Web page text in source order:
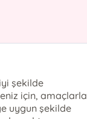
şekilde
için, amaçlarla
uygun şekilde